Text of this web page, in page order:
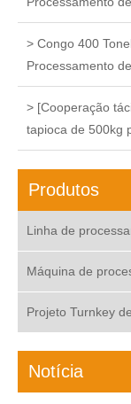
> Congo 400
Processamento
> [Cooperação
tapioca de 500kg
Produtos
Linha de
Máquina de
Projeto Turnkey
Notícia